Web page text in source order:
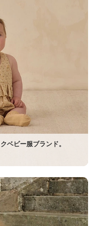
ベビー服ブランド。